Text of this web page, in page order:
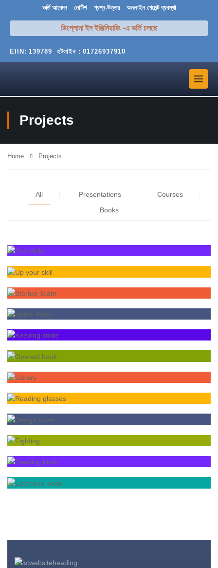
ভর্তি আবেদন নোটিশ প্রশ্ন-উত্তর অনলাইন পেমেন্ট ব্যবস্থা
ডিপ্লোমা ইন ইঞ্জিনিয়ারিং -এ ভর্তি চলছে
EIIN: 139789 হটলাইন : 01726937910
Projects
Home Projects
All Presentations
Courses
Books